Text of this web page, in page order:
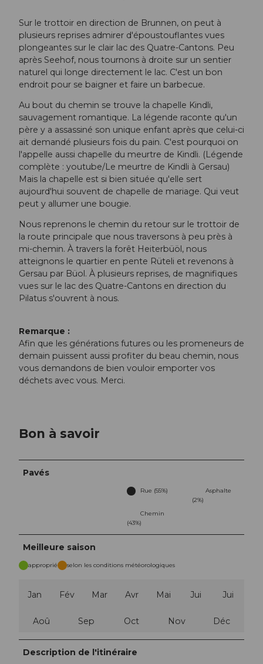
Sur le trottoir en direction de Brunnen, on peut à
plusieurs reprises admirer d'époustouflantes vues
plongeantes sur le clair lac des Quatre-Cantons. Peu
après Seehof, nous tournons à droite sur un sentier
naturel qui longe directement le lac. C'est un bon
endroit pour se baigner et faire un barbecue.
Au bout du chemin se trouve la chapelle Kindli,
sauvagement romantique. La légende raconte qu'un
père y a assassiné son unique enfant après que celui-ci
ait demandé plusieurs fois du pain. C'est pourquoi on
l'appelle aussi chapelle du meurtre de Kindli. (Légende
complète : youtube/Le meurtre de Kindli à Gersau)
Mais la chapelle est si bien située qu'elle sert
aujourd'hui souvent de chapelle de mariage. Qui veut
peut y allumer une bougie.
Nous reprenons le chemin du retour sur le trottoir de
la route principale que nous traversons à peu près à
mi-chemin. À travers la forêt Heiterbüöl, nous
atteignons le quartier en pente Rüteli et revenons à
Gersau par Büol. À plusieurs reprises, de magnifiques
vues sur le lac des Quatre-Cantons en direction du
Pilatus s'ouvrent à nous.
Remarque :
Afin que les générations futures ou les promeneurs de
demain puissent aussi profiter du beau chemin, nous
vous demandons de bien vouloir emporter vos
déchets avec vous. Merci.
Bon à savoir
Pavés
Rue (55%)
Asphalte
(2%)
Chemin
(43%)
Meilleure saison
approprié selon les conditions météorologiques
Jan Fév Mar Avr Mai Jui Jui
Aoû Sep Oct Nov Déc
Description de l'itinéraire